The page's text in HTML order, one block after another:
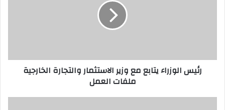
رئيس الوزراء يتابع مع وزير الاستثمار والتجارة الخارجية
ملفات العمل